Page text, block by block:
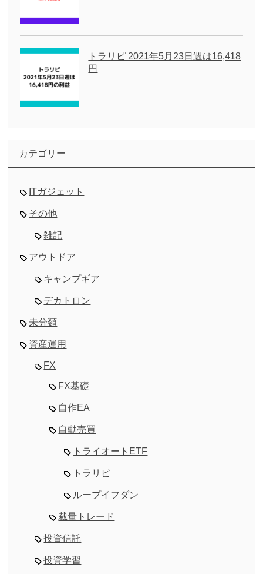
トラリピ 2021年5月23日週は16,418
円
カテゴリー
ITガジェット
その他
雑記
アウトドア
キャンプギア
デカトロン
未分類
資産運用
FX
FX基礎
自作EA
自動売買
トライオートETF
トラリピ
ループイフダン
裁量トレード
投資信託
投資学習